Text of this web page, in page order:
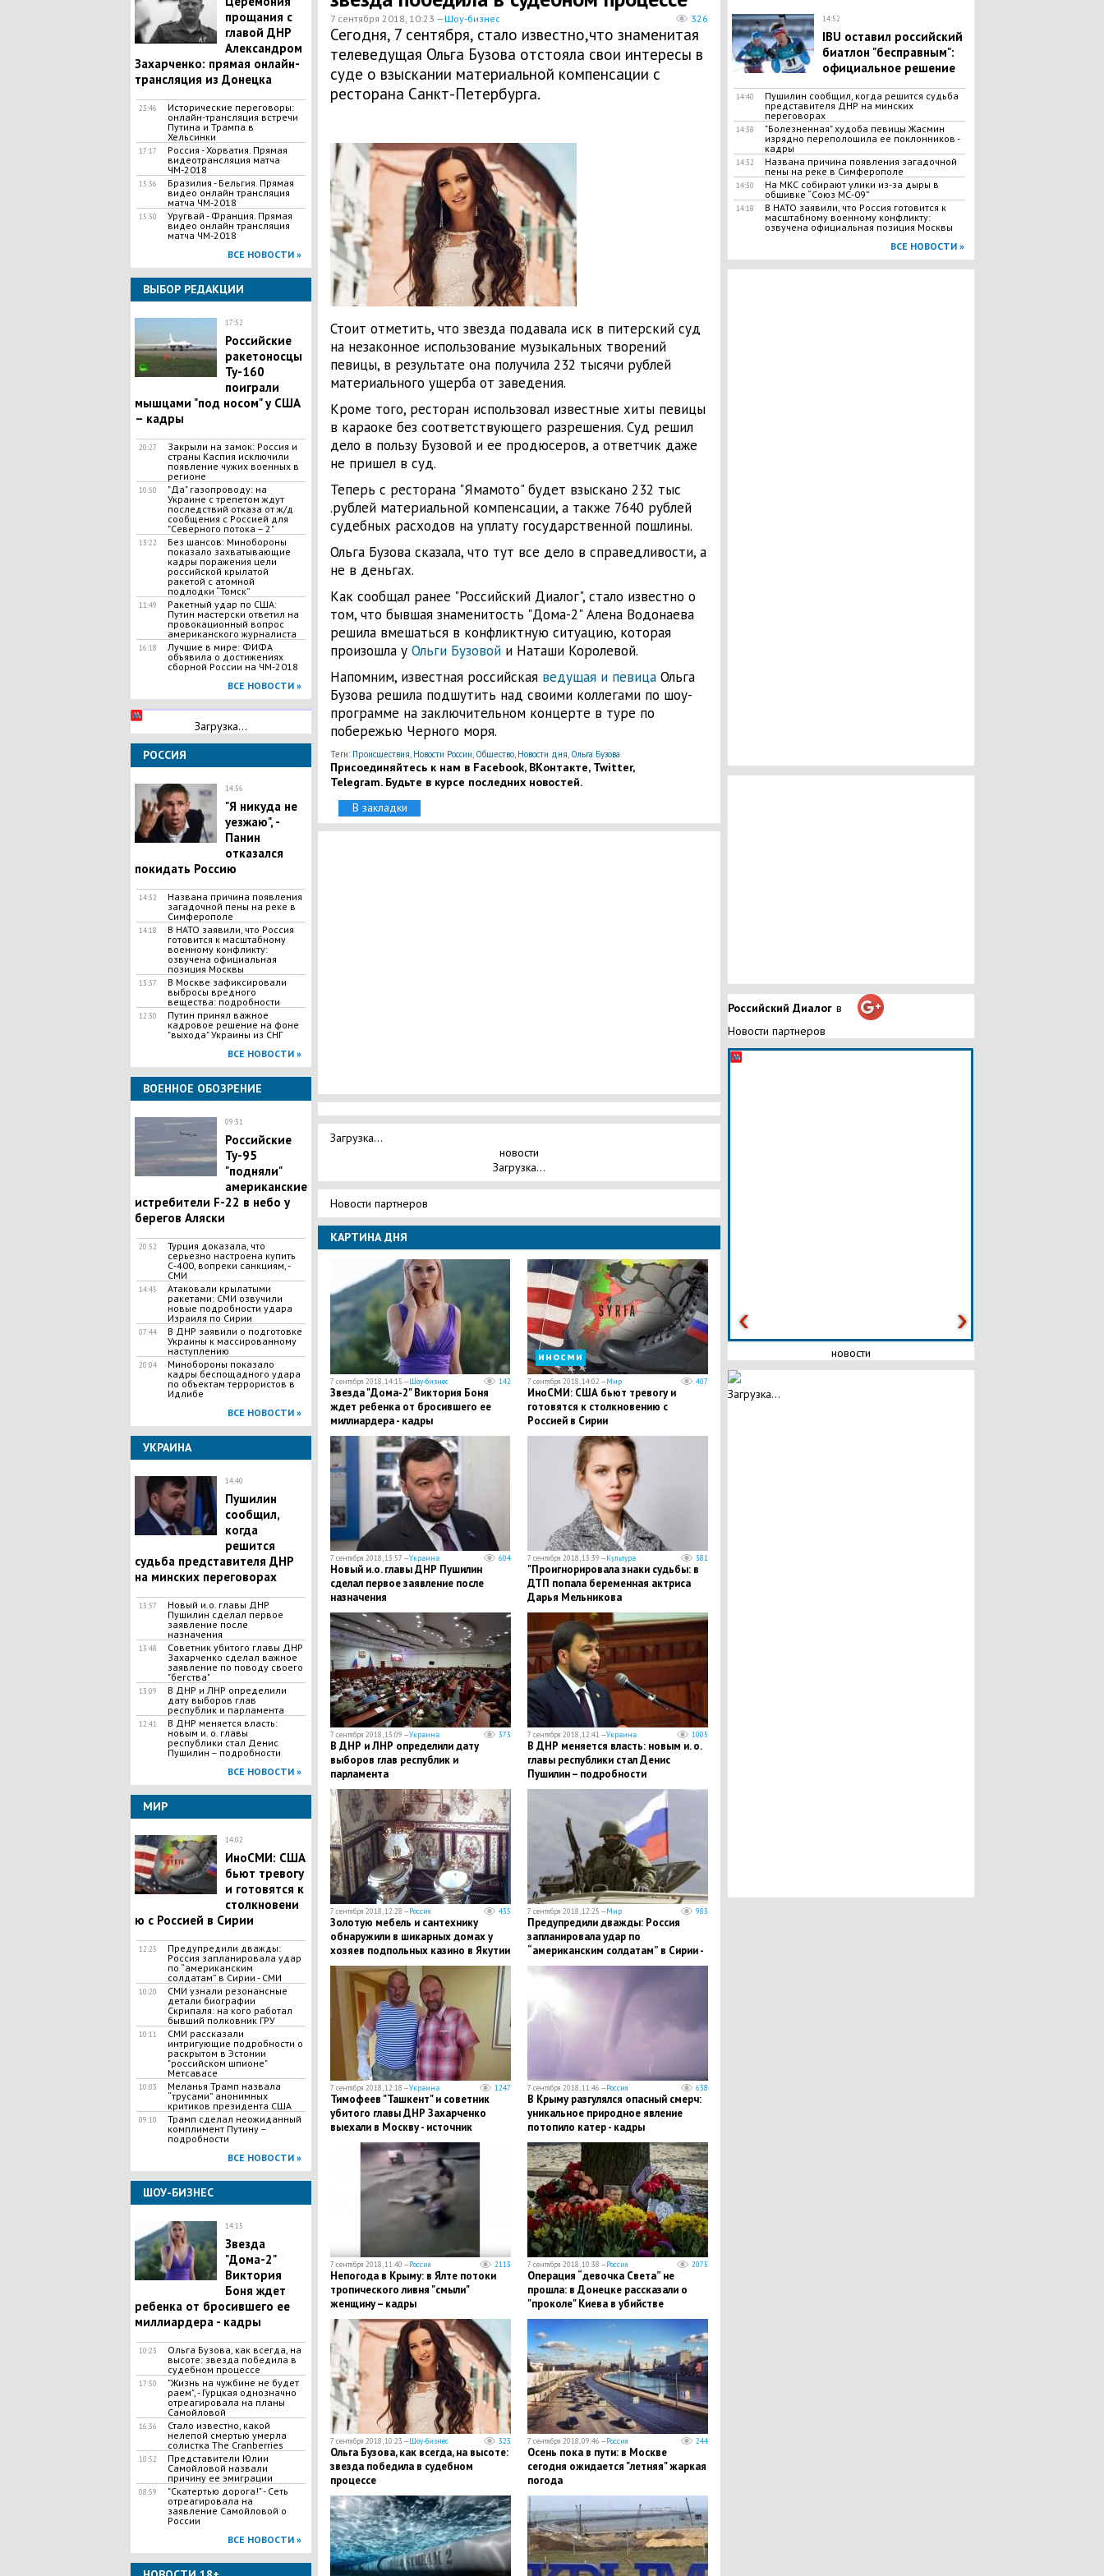
прощания с
главой ДНР
Александром
Захарченко: прямая онлайн-
трансляция из Донецка
23:46
Исторические переговоры:
онлайн-трансляция встречи
Путина и Трампа в
Хельсинки
17:17
Россия - Хорватия. Прямая
видеотрансляция матча
ЧМ-2018
15:36
Бразилия - Бельгия. Прямая
видео онлайн трансляция
матча ЧМ-2018
15:30
Уругвай - Франция. Прямая
видео онлайн трансляция
матча ЧМ-2018
ВСЕ НОВОСТИ »
ВЫБОР РЕДАКЦИИ
17:52
Российские
ракетоносцы
Ту-160
поиграли
мышцами "под носом" у США
– кадры
20:27
Закрыли на замок: Россия и
страны Каспия исключили
появление чужих военных в
регионе
10:50
"Да" газопроводу: на
Украине с трепетом ждут
последствий отказа от ж/д
сообщения с Россией для
"Северного потока – 2"
13:22
Без шансов: Минобороны
показало захватывающие
кадры поражения цели
российской крылатой
ракетой с атомной
подлодки “Томск”
11:49
Ракетный удар по США:
Путин мастерски ответил на
провокационный вопрос
американского журналиста
16:18
Лучшие в мире: ФИФА
объявила о достижениях
сборной России на ЧМ-2018
ВСЕ НОВОСТИ »
Загрузка...
РОССИЯ
14:56
"Я никуда не
уезжаю", -
Панин
отказался
покидать Россию
14:32
Названа причина появления
загадочной пены на реке в
Симферополе
14:18
В НАТО заявили, что Россия
готовится к масштабному
военному конфликту:
озвучена официальная
позиция Москвы
13:37
В Москве зафиксировали
выбросы вредного
вещества: подробности
12:30
Путин принял важное
кадровое решение на фоне
"выхода" Украины из СНГ
ВСЕ НОВОСТИ »
ВОЕННОЕ ОБОЗРЕНИЕ
09:31
Российские
Ту-95
"подняли"
американские
истребители F-22 в небо у
берегов Аляски
20:52
Турция доказала, что
серьезно настроена купить
С-400, вопреки санкциям, -
СМИ
14:45
Атаковали крылатыми
ракетами: СМИ озвучили
новые подробности удара
Израиля по Сирии
07:44
В ДНР заявили о подготовке
Украины к массированному
наступлению
20:04
Минобороны показало
кадры беспощадного удара
по объектам террористов в
Идлибе
ВСЕ НОВОСТИ »
УКРАИНА
14:40
Пушилин
сообщил,
когда
решится
судьба представителя ДНР
на минских переговорах
13:57
Новый и.о. главы ДНР
Пушилин сделал первое
заявление после
назначения
13:48
Советник убитого главы ДНР
Захарченко сделал важное
заявление по поводу своего
"бегства"
13:09
В ДНР и ЛНР определили
дату выборов глав
республик и парламента
12:41
В ДНР меняется власть:
новым и. о. главы
республики стал Денис
Пушилин – подробности
ВСЕ НОВОСТИ »
МИР
14:02
ИноСМИ: США
бьют тревогу
и готовятся к
столкновени
ю с Россией в Сирии
12:25
​Предупредили дважды:
Россия запланировала удар
по “американским
солдатам” в Сирии - СМИ
10:20
СМИ узнали резонансные
детали биографии
Скрипаля: на кого работал
бывший полковник ГРУ
10:11
СМИ рассказали
интригующие подробности о
раскрытом в Эстонии
"российском шпионе"
Метсавасе
10:03
Меланья Трамп назвала
“трусами” анонимных
критиков президента США
09:10
Трамп сделал неожиданный
комплимент Путину –
подробности
ВСЕ НОВОСТИ »
ШОУ-БИЗНЕС
14:15
​Звезда
"Дома-2"
Виктория
Боня ждет
ребенка от бросившего ее
миллиардера - кадры
10:23
Ольга Бузова, как всегда, на
высоте: звезда победила в
судебном процессе
17:50
"Жизнь на чужбине не будет
раем", - Гурцкая однозначно
отреагировала на планы
Самойловой
16:36
​Стало известно, какой
нелепой смертью умерла
солистка The Cranberries
10:52
Представители Юлии
Самойловой назвали
причину ее эмиграции
08:59
"Скатертью дорога!" - Сеть
отреагировала на
заявление Самойловой о
России
ВСЕ НОВОСТИ »
7 сентября 2018, 10:23 —Шоу-бизнес 326
Сегодня, 7 сентября, стало известно,что знаменитая
телеведущая Ольга Бузова отстояла свои интересы в
суде о взыскании материальной компенсации с
ресторана Санкт-Петербурга.
Стоит отметить, что звезда подавала иск в питерский суд
на незаконное использование музыкальных творений
певицы, в результате она получила 232 тысячи рублей
материального ущерба от заведения.
Кроме того, ресторан использовал известные хиты певицы
в караоке без соответствующего разрешения. Суд решил
дело в пользу Бузовой и ее продюсеров, а ответчик даже
не пришел в суд.
Теперь с ресторана "Ямамото" будет взыскано 232 тыс
.рублей материальной компенсации, а также 7640 рублей
судебных расходов на уплату государственной пошлины.
Ольга Бузова сказала, что тут все дело в справедливости, а
не в деньгах.
Как сообщал ранее "Российский Диалог", стало известно о
том, что бывшая знаменитость "Дома-2" Алена Водонаева
решила вмешаться в конфликтную ситуацию, которая
произошла у Ольги Бузовой и Наташи Королевой.
Напомним, известная российская ведущая и певица Ольга
Бузова решила подшутить над своими коллегами по шоу-
программе на заключительном концерте в туре по
побережью Черного моря.
Теги: Происшествия, Новости России, Общество, Новости дня, Ольга Бузова
Присоединяйтесь к нам в Facebook, ВКонтакте, Twitter,
Telegram. Будьте в курсе последних новостей.
В закладки
Загрузка...
новости
Загрузка...
Новости партнеров
КАРТИНА ДНЯ
7 сентября 2018, 14:15 —Шоу-бизнес 142
​Звезда "Дома-2" Виктория Боня
ждет ребенка от бросившего ее
миллиардера - кадры
иносми
7 сентября 2018, 14:02 —Мир 407
ИноСМИ: США бьют тревогу и
готовятся к столкновению с
Россией в Сирии
7 сентября 2018, 13:57 —Украина 604
Новый и.о. главы ДНР Пушилин
сделал первое заявление после
назначения
7 сентября 2018, 13:39 —Культура 381
"Проигнорировала знаки судьбы: в
ДТП попала беременная актриса
Дарья Мельникова
7 сентября 2018, 13:09 —Украина 373
В ДНР и ЛНР определили дату
выборов глав республик и
парламента
7 сентября 2018, 12:41 —Украина 1005
В ДНР меняется власть: новым и. о.
главы республики стал Денис
Пушилин – подробности
7 сентября 2018, 12:28 —Россия 435
​Золотую мебель и сантехнику
обнаружили в шикарных домах у
хозяев подпольных казино в Якутии
- кадры
7 сентября 2018, 12:25 —Мир 983
​Предупредили дважды: Россия
запланировала удар по
“американским солдатам” в Сирии -
СМИ
7 сентября 2018, 12:18 —Украина 1247
Тимофеев "Ташкент" и советник
убитого главы ДНР Захарченко
выехали в Москву - источник
7 сентября 2018, 11:46 —Россия 638
В Крыму разгулялся опасный смерч:
уникальное природное явление
потопило катер - кадры
7 сентября 2018, 11:40 —Россия 2113
Непогода в Крыму: в Ялте потоки
тропического ливня "смыли"
женщину – кадры
7 сентября 2018, 10:38 —Россия 2075
Операция “девочка Света” не
прошла: в Донецке рассказали о
"проколе" Киева в убийстве
Захарченко
7 сентября 2018, 10:23 —Шоу-бизнес 323
Ольга Бузова, как всегда, на высоте:
звезда победила в судебном
процессе
7 сентября 2018, 09:46 —Россия 244
Осень пока в пути: в Москве
сегодня ожидается "летняя" жаркая
погода
14:52
IBU оставил российский
биатлон "бесправным":
официальное решение
14:40
Пушилин сообщил, когда решится судьба
представителя ДНР на минских
переговорах
14:38
"Болезненная" худоба певицы Жасмин
изрядно переполошила ее поклонников -
кадры
14:32
Названа причина появления загадочной
пены на реке в Симферополе
14:30
На МКС собирают улики из-за дыры в
обшивке “Союз МС-09”
14:18
В НАТО заявили, что Россия готовится к
масштабному военному конфликту:
озвучена официальная позиция Москвы
ВСЕ НОВОСТИ »
Российский Диалог в
Новости партнеров
новости
Загрузка...